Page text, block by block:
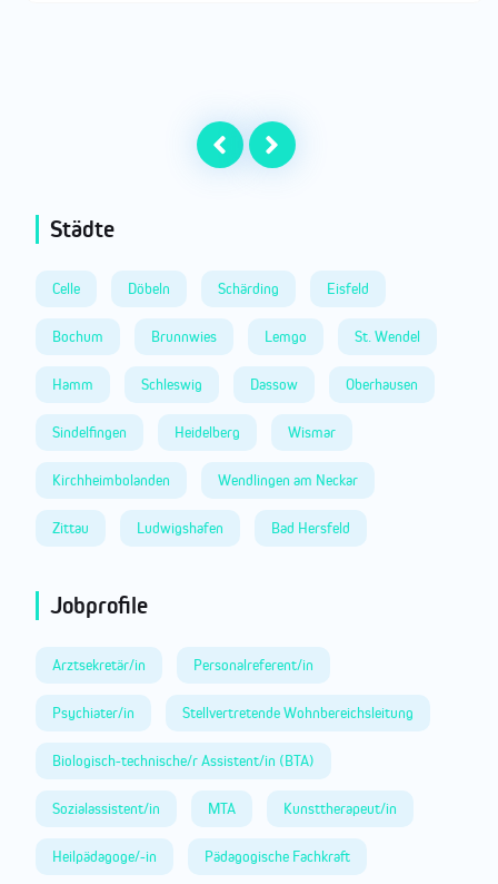
Städte
Celle Döbeln Schärding Eisfeld
Bochum Brunnwies Lemgo St. Wendel
Hamm Schleswig Dassow Oberhausen
Sindelfingen Heidelberg Wismar
Kirchheimbolanden Wendlingen am Neckar
Zittau Ludwigshafen Bad Hersfeld
Jobprofile
Arztsekretär/in Personalreferent/in
Psychiater/in Stellvertretende Wohnbereichsleitung
Biologisch-technische/r Assistent/in (BTA)
Sozialassistent/in MTA Kunsttherapeut/in
Heilpädagoge/-in Pädagogische Fachkraft